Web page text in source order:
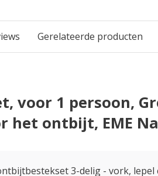
Gerelateerde producten
voor 1 persoon,
het ontbijt, EME
3-delig - vork, lepel